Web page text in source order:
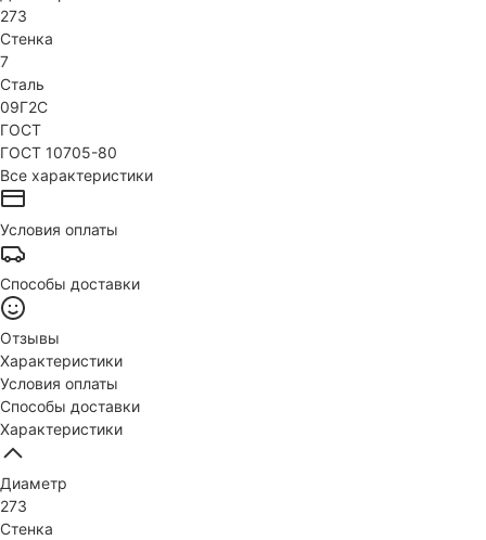
273
Стенка
7
Сталь
09Г2С
ГОСТ
ГОСТ 10705-80
Все характеристики
Условия оплаты
Способы доставки
Отзывы
Характеристики
Условия оплаты
Способы доставки
Характеристики
Диаметр
273
Стенка